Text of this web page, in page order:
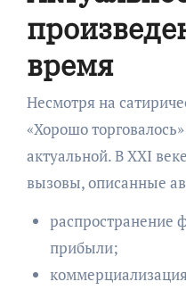
время
Несмотря на
«Хорошо
актуальной. В XXI
вызовы, описанные
распространение
прибыли;